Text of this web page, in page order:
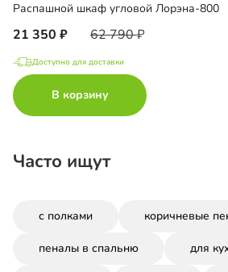
Распашной шкаф угловой Лорэна-800
21 350 62 790
Доступно для доставки
В корзину
Часто ищут
с полками коричневые
пеналы в спальню для